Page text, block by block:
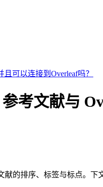
可以连接到Overleaf吗？
考文献与
献的排序、标签与标点。下